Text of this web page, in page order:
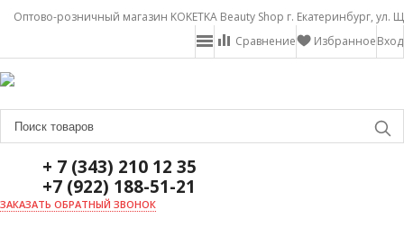
Оптово-розничный магазин KOKETKA Beauty Shop г. Екатеринбург, ул.
Вход
Избранное
Сравнение
+ 7 (343) 210 12 35
+7 (922) 188-51-21
ЗАКАЗАТЬ ОБРАТНЫЙ ЗВОНОК